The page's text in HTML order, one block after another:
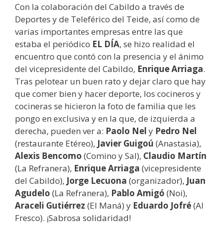
Con la colaboración del Cabildo a través de
Deportes y de Teleférico del Teide, así como de
varias importantes empresas entre las que
estaba el periódico EL DÍA, se hizo realidad el
encuentro que contó con la presencia y el ánimo
del vicepresidente del Cabildo, Enrique Arriaga.
Tras pelotear un buen rato y dejar claro que hay
que comer bien y hacer deporte, los cocineros y
cocineras se hicieron la foto de familia que les
pongo en exclusiva y en la que, de izquierda a
derecha, pueden ver a: Paolo Nel y Pedro Nel
(restaurante Etéreo), Javier Guigoú (Anastasia),
Alexis Bencomo (Comino y Sal), Claudio Martín
(La Refranera), Enrique Arriaga (vicepresidente
del Cabildo), Jorge Lecuona (organizador), Juan
Agudelo (La Refranera), Pablo Amigó (Noi),
Araceli Gutiérrez (El Maná) y Eduardo Jofré(Al
Fresco). ¡Sabrosa solidaridad!